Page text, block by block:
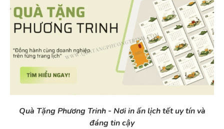
Quà Tặng Phương Trinh - Nơi in ấn lịch tết uy tín và
đáng tin cậy